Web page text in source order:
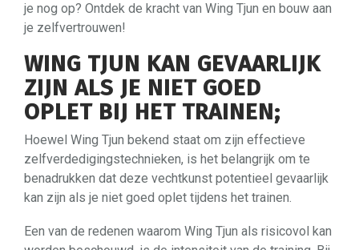
je nog op? Ontdek de kracht van Wing Tjun en bouw aan
je zelfvertrouwen!
WING TJUN KAN GEVAARLIJK
ZIJN ALS JE NIET GOED
OPLET BIJ HET TRAINEN;
Hoewel Wing Tjun bekend staat om zijn effectieve
zelfverdedigingstechnieken, is het belangrijk om te
benadrukken dat deze vechtkunst potentieel gevaarlijk
kan zijn als je niet goed oplet tijdens het trainen.
Een van de redenen waarom Wing Tjun als risicovol kan